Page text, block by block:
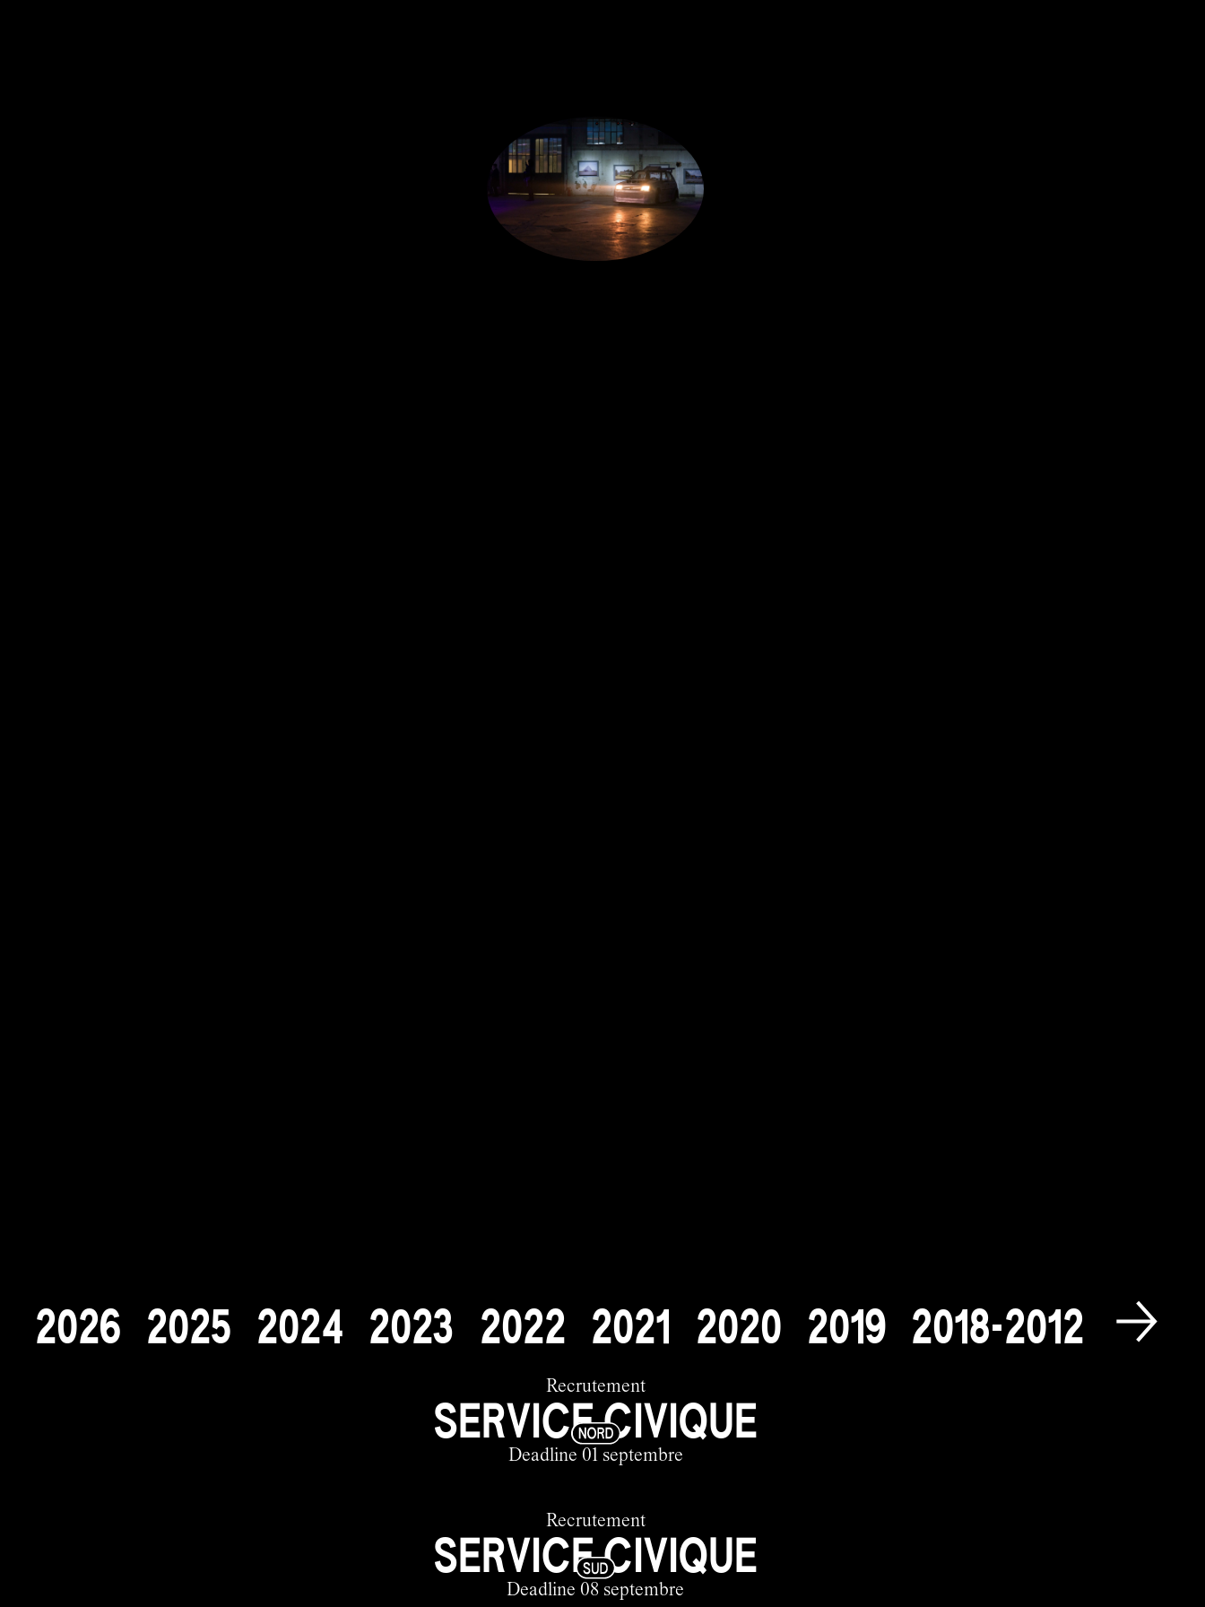
2026 2025 2024 2023 2022 2021 2020 2019 2018-2012 200
Recrutement
SERVICE CIVIQUE
Deadline 01 septembre
Recrutement
SERVICE CIVIQUE
Deadline 08 septembre